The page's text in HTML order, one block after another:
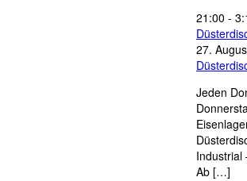
21:00 -
27.
Jeden
Industrial
Ab […]